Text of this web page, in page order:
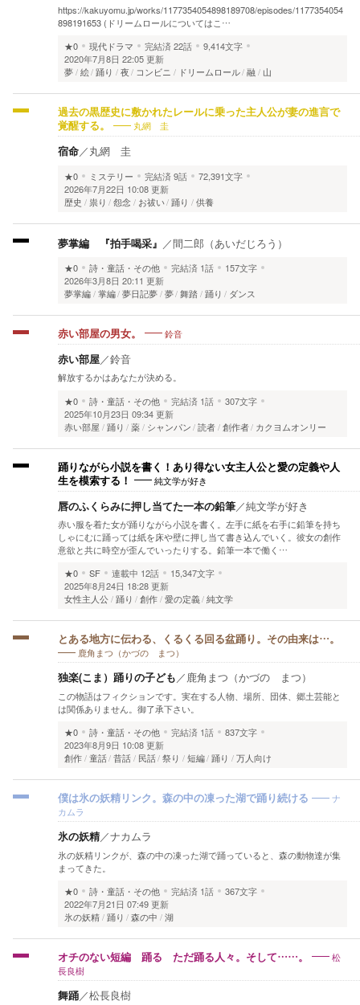
https://kakuyomu.jp/works/1177354054898189708/episodes/1177354054
898191653 (ドリームロールについてはこ…
★0
現代ドラマ 完結済22話
9,414文字
2020年7月8日 22:05 更新
夢 絵 踊り 夜 コンビニ ドリームロール 融 山
過去の黒歴史に敷かれたレールに乗った主人公が妻の進言で
覚醒する。
丸網 圭
宿命／丸網 圭
★0 ミステリー 完結済9話
72,391文字
2026年7月22日 10:08 更新
歴史
祟り 怨念 お祓い 踊り 供養
夢掌編 『拍手喝采』 ／間二郎（あいだじろう）
★0 詩・童話・その他 完結済 1話
157文字
2026年3月8日 20:11 更新
夢掌編 掌編 夢日記夢 夢 舞踏 踊り ダンス
赤い部屋の男女。 鈴音
赤い部屋／鈴音
解放するかはあなたが決める。
★0
詩・童話・その他 完結済 1話
307文字
2025年10月23日 09:34 更新
赤い部屋
踊り 薬 シャンパン 読者 創作者 カクヨムオンリー
踊りながら小説を書く！あり得ない女主人公と愛の定義や人
生を模索する！
純文学が好き
唇のふくらみに押し当てた一本の鉛筆／純文学が好き
赤い服を着た女が踊りながら小説を書く。左手に紙を右手に鉛筆を持ち
しゃにむに踊っては紙を床や壁に押し当て書き込んでいく。彼女の創作
意欲と共に時空が歪んでいったりする。鉛筆一本で働く…
★0
SF 連載中 12話
15,347文字
2025年8月24日 18:28 更新
女性主人公 踊り 創作 愛の定義 純文学
とある地方に伝わる、くるくる回る盆踊り。その由来は…。
鹿角まつ（かづの まつ）
独楽(こま）踊りの子ども／鹿角まつ（かづの まつ）
この物語はフィクションです。実在する人物、場所、団体、郷土芸能と
は関係ありません。御了承下さい。
★0
詩・童話・その他 完結済 1話
837文字
2023年8月9日 10:08 更新
創作 童話 昔話 民話 祭り 短編 踊り 万人向け
僕は氷の妖精リンク。森の中の凍った湖で踊り続ける
ナ
カムラ
氷の妖精／ナカムラ
氷の妖精リンクが、森の中の凍った湖で踊っていると、森の動物達が集
まってきた。
★0
詩・童話・その他 完結済 1話
367文字
2022年7月21日 07:49 更新
氷の妖精 踊り 森の中 湖
オチのない短編 踊る ただ踊る人々。そして……。
松
長良樹
舞踊／松長良樹